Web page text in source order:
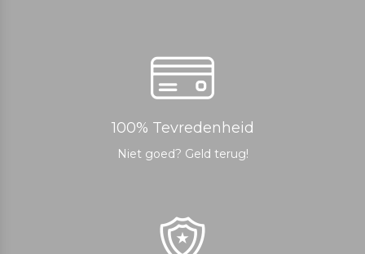
100% Tevredenheid
Niet goed? Geld terug!